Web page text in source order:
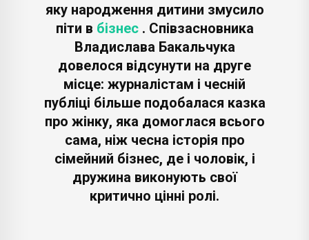
яку народження дитини змусило
піти в бізнес . Співзасновника
Владислава Бакальчука
довелося відсунути на друге
місце: журналістам і чесній
публіці більше подобалася казка
про жінку, яка домоглася всього
сама, ніж чесна історія про
сімейний бізнес, де і чоловік, і
дружина виконують свої
критично цінні ролі.